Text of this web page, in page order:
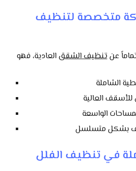
متخصصة لتنظيف
عنتنظيف الشققالعادية، فهو
الشاملة
العالية
الواسعة
بشكل متسلسل
في تنظيف الفلل